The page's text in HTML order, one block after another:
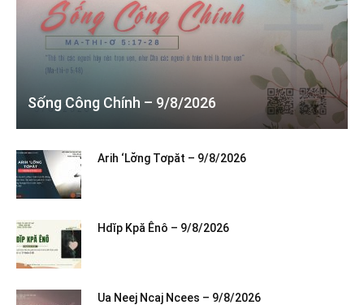
Sống Công Chính – 9/8/2026
Arih ‘Lơ̆ng Tơpăt – 9/8/2026
Hdĭp Kpă Ênô – 9/8/2026
Ua Neej Ncaj Ncees – 9/8/2026